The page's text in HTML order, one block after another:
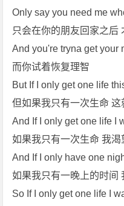
Only say you need me
只会在你的朋友回家之后
And you're tryna get your
而你试着恢复理智
But If I only get one life
但如果我只有一次生命
And If I only get one life I
如果我只有一次生命 我渴
And If I only have one
如果我只有一晚上的时间
So If I only get one life I